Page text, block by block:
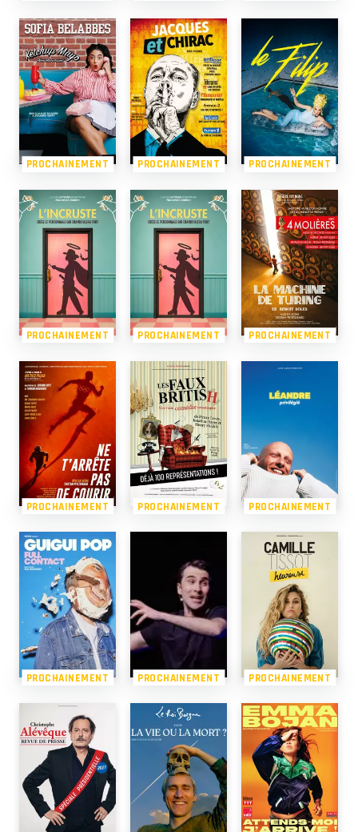
PROCHAINEMENT PROCHAINEMENT PROCHAINEMENT
PROCHAINEMENT PROCHAINEMENT PROCHAINEMENT
PROCHAINEMENT PROCHAINEMENT PROCHAINEMENT
PROCHAINEMENT PROCHAINEMENT PROCHAINEMENT